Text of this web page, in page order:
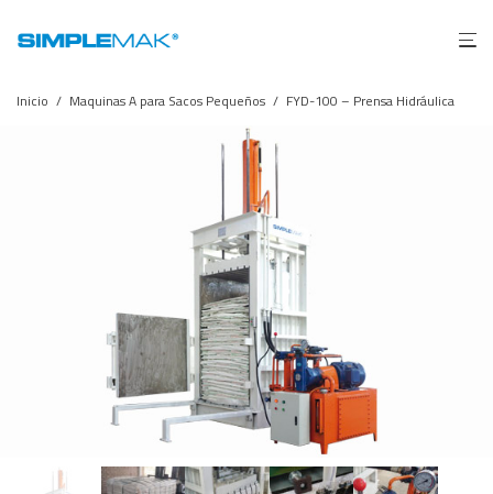
Inicio / Maquinas A para Sacos Pequeños / FYD-100 – Prensa Hidráulica